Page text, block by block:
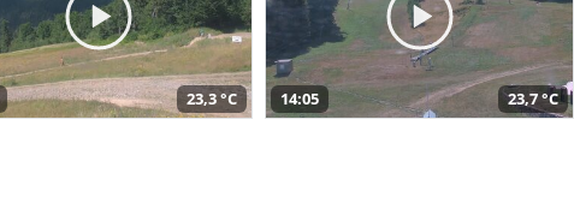
23,3 °C 14:05 23,7 °C